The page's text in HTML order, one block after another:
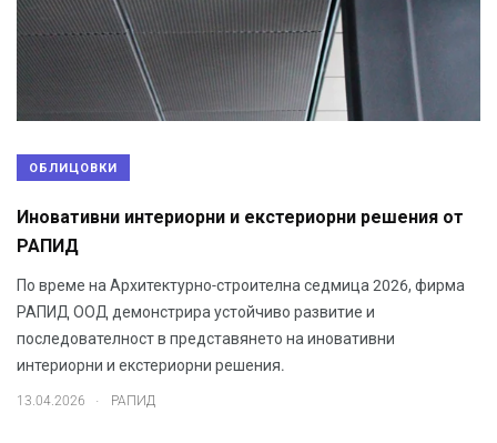
ОБЛИЦОВКИ
Иновативни интериорни и екстериорни решения от
РАПИД
По време на Архитектурно-строителна седмица 2026, фирма
РАПИД ООД демонстрира устойчиво развитие и
последователност в представянето на иновативни
интериорни и екстериорни решения.
13.04.2026 . РАПИД